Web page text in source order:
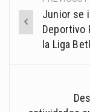
Post
navigation
Junior se
Deportivo
la Liga